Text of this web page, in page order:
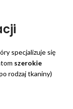
specjalizuje się
szerokie
rodzaj tkaniny)